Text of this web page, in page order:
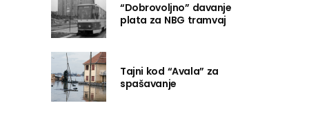
“Dobrovoljno” davanje
plata za NBG tramvaj
Tajni kod “Avala” za
spašavanje